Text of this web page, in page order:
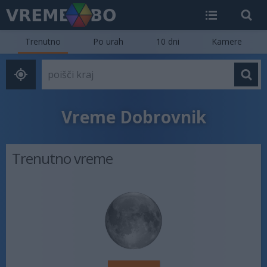
Vreme Dobrovnik
Trenutno Po urah 10 dni Kamere
Trenutno vreme